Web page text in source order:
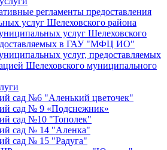
регламенты предоставления
услуг Шелеховского района
услуг Шелеховского
в ГАУ "МФЦ ИО"
услуг, предоставляемых
Шелеховского муниципального
сад №6 "Аленький цветочек"
сад № 9 «Подснежник»
сад №10 "Тополек"
сад № 14 "Аленка"
сад № 15 "Радуга"